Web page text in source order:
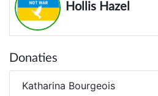
Hollis Hazel
Donaties
Katharina Bourgeois